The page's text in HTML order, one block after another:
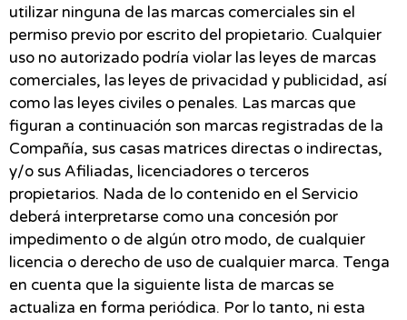
utilizar ninguna de las marcas comerciales sin el
permiso previo por escrito del propietario. Cualquier
uso no autorizado podría violar las leyes de marcas
comerciales, las leyes de privacidad y publicidad, así
como las leyes civiles o penales. Las marcas que
figuran a continuación son marcas registradas de la
Compañía, sus casas matrices directas o indirectas,
y/o sus Afiliadas, licenciadores o terceros
propietarios. Nada de lo contenido en el Servicio
deberá interpretarse como una concesión por
impedimento o de algún otro modo, de cualquier
licencia o derecho de uso de cualquier marca. Tenga
en cuenta que la siguiente lista de marcas se
actualiza en forma periódica. Por lo tanto, ni esta